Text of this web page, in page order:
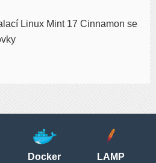
Linux Mint 17 Cinnamon se
Docker LAMP